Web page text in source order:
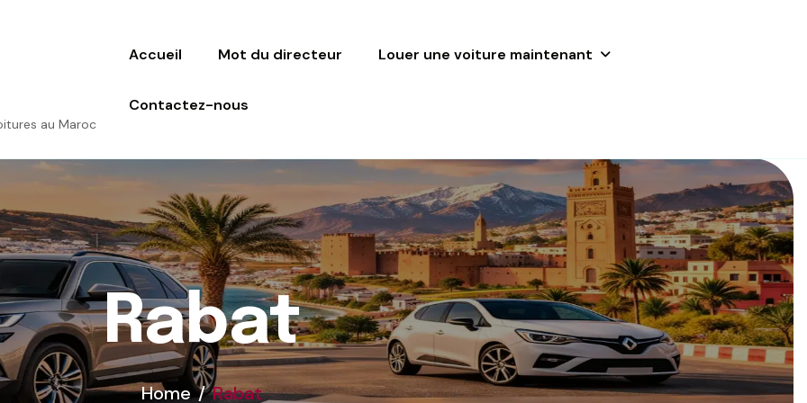
au Maroc
Accueil Mot du directeur Louer une voiture maintenant
Contactez-nous
Rabat
Home Rabat